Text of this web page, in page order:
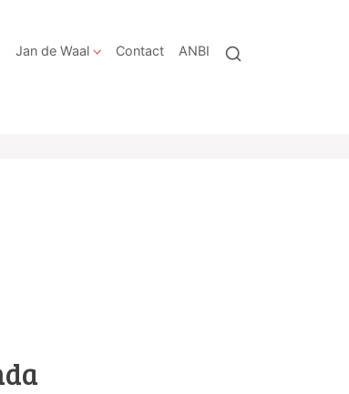
Jan de Waal Contact ANBI